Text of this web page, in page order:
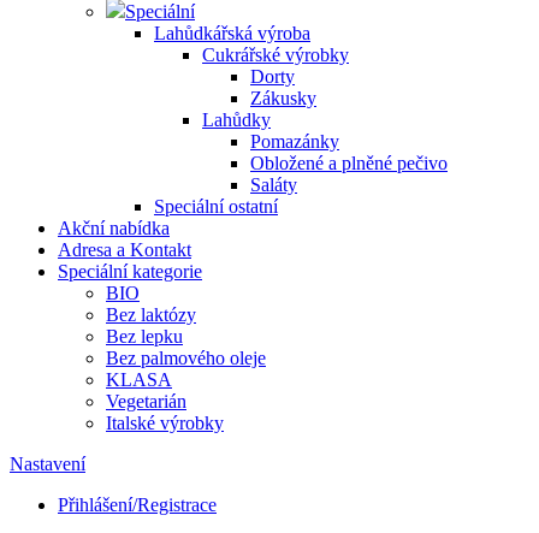
Speciální
Lahůdkářská výroba
Cukrářské výrobky
Dorty
Zákusky
Lahůdky
Pomazánky
Obložené a plněné pečivo
Saláty
Speciální ostatní
Akční nabídka
Adresa a Kontakt
Speciální kategorie
BIO
Bez laktózy
Bez lepku
Bez palmového oleje
KLASA
Vegetarián
Italské výrobky
Nastavení
Přihlášení/Registrace